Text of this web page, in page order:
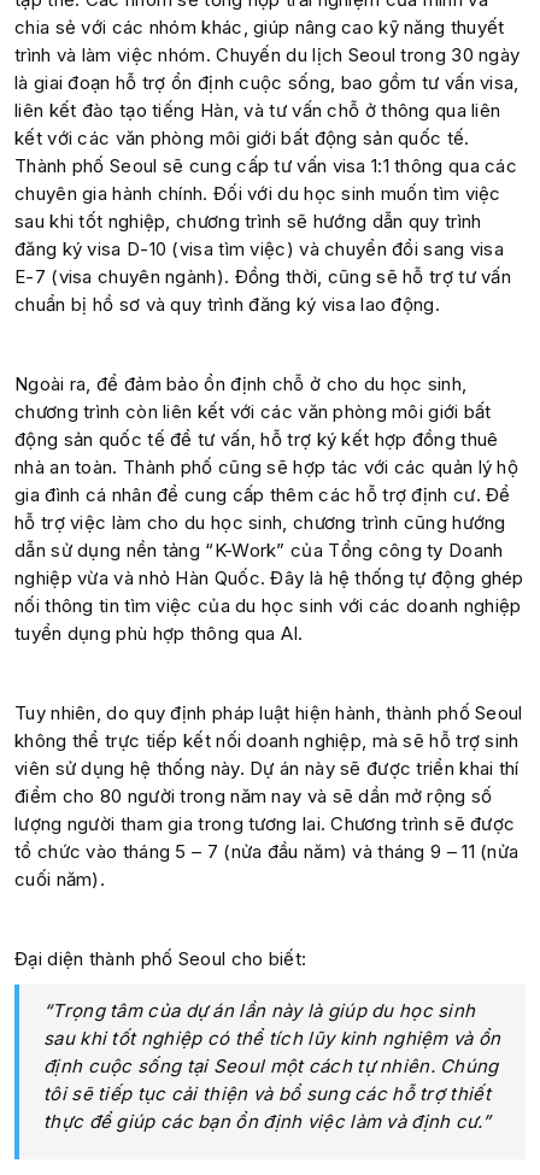
chia sẻ với các nhóm khác, giúp nâng cao kỹ năng thuyết
trình và làm việc nhóm. Chuyến du lịch Seoul trong 30 ngày
là giai đoạn hỗ trợ ổn định cuộc sống, bao gồm tư vấn visa,
liên kết đào tạo tiếng Hàn, và tư vấn chỗ ở thông qua liên
kết với các văn phòng môi giới bất động sản quốc tế.
Thành phố Seoul sẽ cung cấp tư vấn visa 1:1 thông qua các
chuyên gia hành chính. Đối với du học sinh muốn tìm việc
sau khi tốt nghiệp, chương trình sẽ hướng dẫn quy trình
đăng ký visa D-10 (visa tìm việc) và chuyển đổi sang visa
E-7 (visa chuyên ngành). Đồng thời, cũng sẽ hỗ trợ tư vấn
chuẩn bị hồ sơ và quy trình đăng ký visa lao động.
Ngoài ra, để đảm bảo ổn định chỗ ở cho du học sinh,
chương trình còn liên kết với các văn phòng môi giới bất
động sản quốc tế để tư vấn, hỗ trợ ký kết hợp đồng thuê
nhà an toàn. Thành phố cũng sẽ hợp tác với các quản lý hộ
gia đình cá nhân để cung cấp thêm các hỗ trợ định cư. Để
hỗ trợ việc làm cho du học sinh, chương trình cũng hướng
dẫn sử dụng nền tảng “K-Work” của Tổng công ty Doanh
nghiệp vừa và nhỏ Hàn Quốc. Đây là hệ thống tự động ghép
nối thông tin tìm việc của du học sinh với các doanh nghiệp
tuyển dụng phù hợp thông qua AI.
Tuy nhiên, do quy định pháp luật hiện hành, thành phố Seoul
không thể trực tiếp kết nối doanh nghiệp, mà sẽ hỗ trợ sinh
viên sử dụng hệ thống này. Dự án này sẽ được triển khai thí
điểm cho 80 người trong năm nay và sẽ dần mở rộng số
lượng người tham gia trong tương lai. Chương trình sẽ được
tổ chức vào tháng 5 – 7 (nửa đầu năm) và tháng 9 – 11 (nửa
cuối năm).
Đại diện thành phố Seoul cho biết:
“Trọng tâm của dự án lần này là giúp du học sinh
sau khi tốt nghiệp có thể tích lũy kinh nghiệm và ổn
định cuộc sống tại Seoul một cách tự nhiên. Chúng
tôi sẽ tiếp tục cải thiện và bổ sung các hỗ trợ thiết
thực để giúp các bạn ổn định việc làm và định cư.”